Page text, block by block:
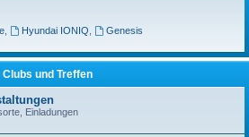
, Hyundai IONIQ
Genesis
Clubs und Treffen
Einladungen